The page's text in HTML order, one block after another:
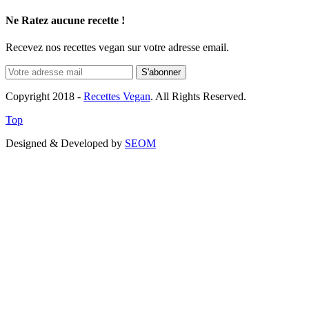
Ne Ratez aucune recette !
Recevez nos recettes vegan sur votre adresse email.
Copyright 2018 - Recettes Vegan. All Rights Reserved.
Top
Designed & Developed by SEOM